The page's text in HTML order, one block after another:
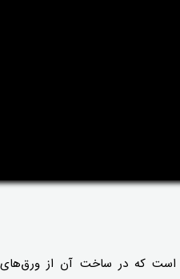
که در ساخت آن از ورق‌های